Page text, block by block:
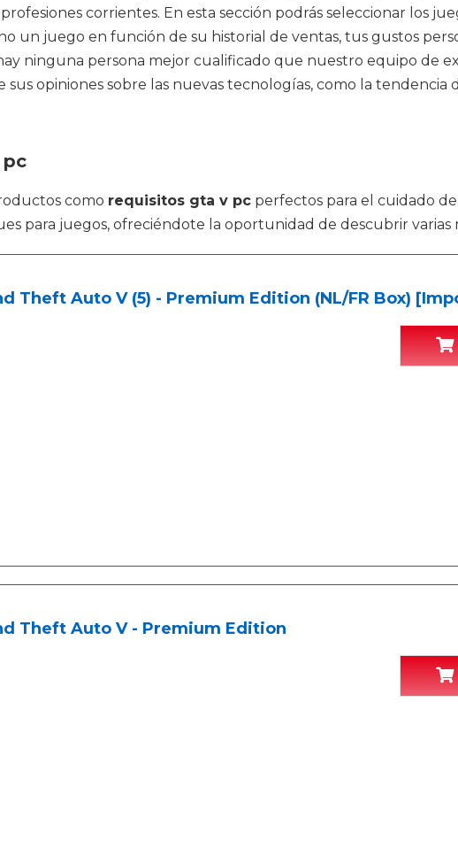
corrientes. En esta sección podrás seleccionar los
un juego en función de su historial de ventas, tus gustos
ninguna persona mejor cualificado que nuestro equipo de
sus opiniones sobre las nuevas tecnologías, como la
como requisitos gta v pc perfectos para el cuidado
para juegos, ofreciéndote la oportunidad de descubrir varias
Theft Auto V (5) - Premium Edition (NL/FR Box)
Theft Auto V - Premium Edition